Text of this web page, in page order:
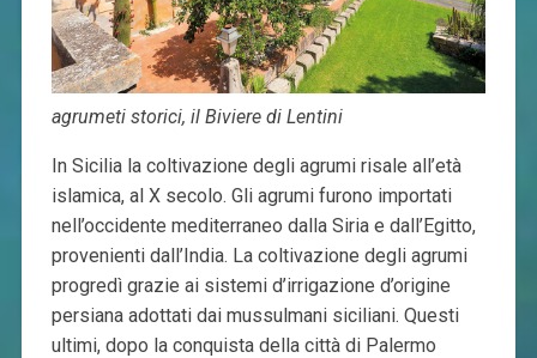
agrumeti storici, il Biviere di Lentini
In Sicilia la coltivazione degli agrumi risale all’età
islamica, al X secolo. Gli agrumi furono importati
nell’occidente mediterraneo dalla Siria e dall’Egitto,
provenienti dall’India. La coltivazione degli agrumi
progredì grazie ai sistemi d’irrigazione d’origine
persiana adottati dai mussulmani siciliani. Questi
ultimi, dopo la conquista della città di Palermo